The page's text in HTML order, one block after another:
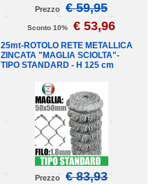
Prezzo € 59,95
Sconto 10% € 53,96
25mt-ROTOLO RETE METALLICA
ZINCATA "MAGLIA SCIOLTA"-
TIPO STANDARD - H 125 cm
Prezzo € 83,93